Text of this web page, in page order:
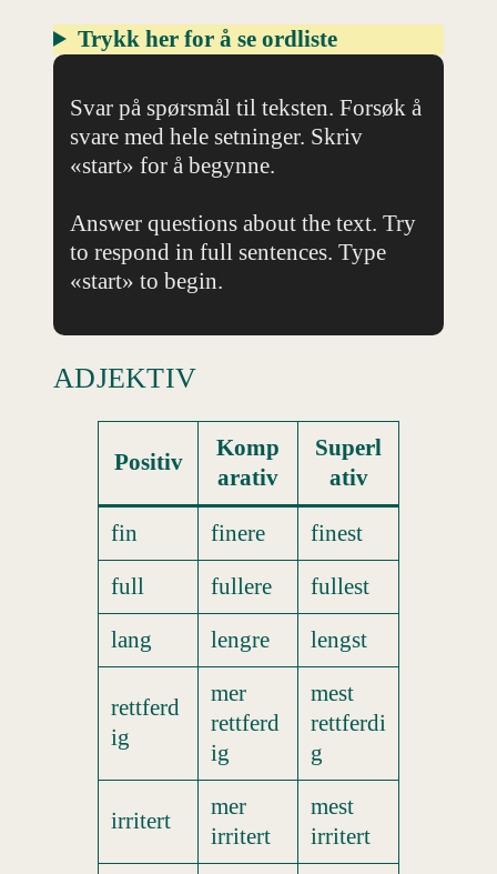
Trykk her for å se ordliste
Svar på spørsmål til teksten. Forsøk å
svare med hele setninger. Skriv
«start» for å begynne.
Answer questions about the text. Try
to respond in full sentences. Type
«start» to begin.
ADJEKTIV
Positiv
Komp
arativ
Superl
ativ
fin finere
finest
full
fullere
fullest
lang
lengre lengst
rettferd
ig
mer
rettferd
ig
mest
rettferdi
g
irritert
mer
irritert
mest
irritert